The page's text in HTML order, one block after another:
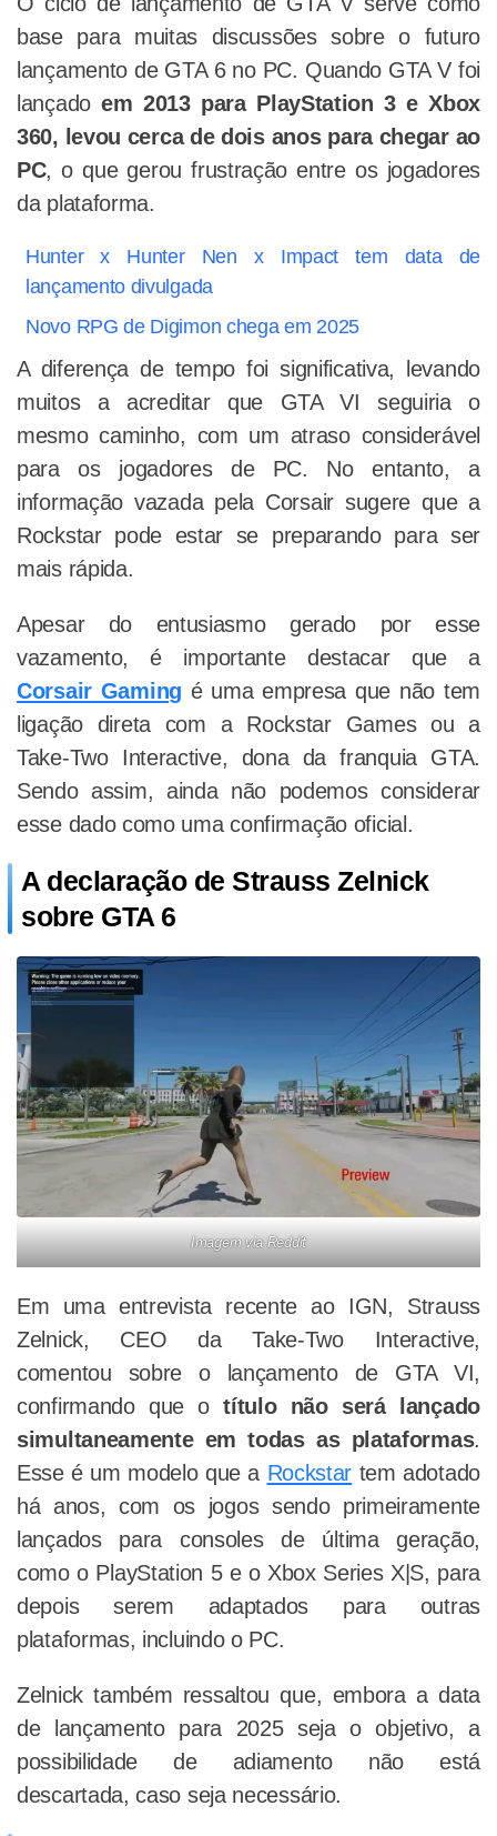
base para muitas discussões sobre o futuro
lançamento de GTA 6 no PC. Quando GTA V foi
lançadoem 2013 para PlayStation 3 e Xbox
360, levou cerca de dois anos para chegar ao
PC, o que gerou frustração entre os jogadores
da plataforma.
Hunter x Hunter Nen x Impact tem data de
lançamento divulgada
Novo RPG de Digimon chega em 2025
A diferença de tempo foi significativa, levando
muitos a acreditar que GTA VI seguiria o
mesmo caminho, com um atraso considerável
para os jogadores de PC. No entanto, a
informação vazada pela Corsair sugere que a
Rockstar pode estar se preparando para ser
mais rápida.
Apesar do entusiasmo gerado por esse
vazamento, é importante destacar que a
Corsair Gaming é uma empresa que não tem
ligação direta com a Rockstar Games ou a
Take-Two Interactive, dona da franquia GTA.
Sendo assim, ainda não podemos considerar
esse dado como uma confirmação oficial.
A declaração de Strauss Zelnick
sobre GTA 6
Imagem via Reddit
Em uma entrevista recente ao IGN, Strauss
Zelnick, CEO da Take-Two Interactive,
comentou sobre o lançamento de GTA VI,
confirmando que otítulo não será lançado
simultaneamente em todas as plataformas.
Esse é um modelo que a Rockstar tem adotado
há anos, com os jogos sendo primeiramente
lançados para consoles de última geração,
como o PlayStation 5 e o Xbox Series X|S, para
depois serem adaptados para outras
plataformas, incluindo o PC.
Zelnick também ressaltou que, embora a data
de lançamento para 2025 seja o objetivo, a
possibilidade de adiamento não está
descartada, caso seja necessário.